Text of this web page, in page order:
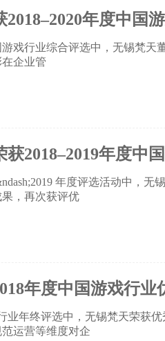
年度中国
游戏行业综合评选中，无锡梵
企业管
获2018–2019年度中
年度评选活动中，
，再次获评优
年度中国游戏行业
业年终评选中，无锡梵天荣获
运营等维度对企